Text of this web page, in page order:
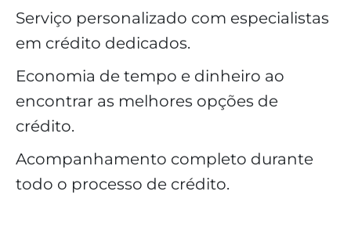
Serviço personalizado com especialistas
em crédito dedicados.
Economia de tempo e dinheiro ao
encontrar as melhores opções de
crédito.
Acompanhamento completo durante
todo o processo de crédito.